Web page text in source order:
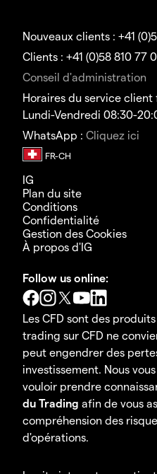
Nouveaux clients : +41
Clients : +41 (0)58 810 77
Conseil d'administration
Horaires du service client
Lundi-Vendredi 08:30-
WhatsApp : Cliquez ici
IG
Plan du site
Conditions
Confidentialité
Gestion des Cookies
À propos d'IG
Follow us online:
Les CFD sont des
trading sur CFD ne
peut engendrer des
investissement. Nous
vouloir prendre
du Trading afin de vous
compréhension des
d'opérations.